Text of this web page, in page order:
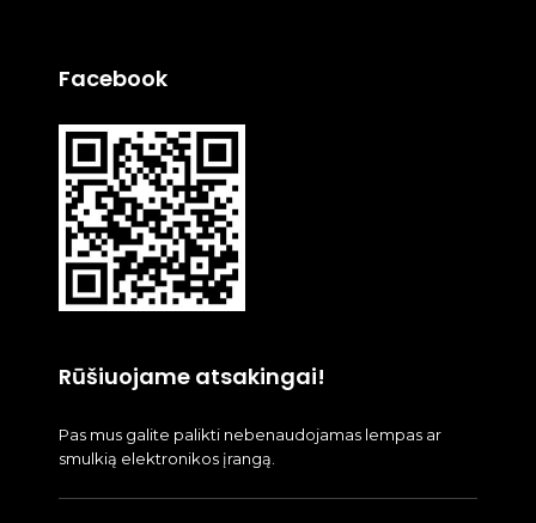
Facebook
Rūšiuojame atsakingai!
Pas mus galite palikti nebenaudojamas lempas ar
smulkią elektronikos įrangą.